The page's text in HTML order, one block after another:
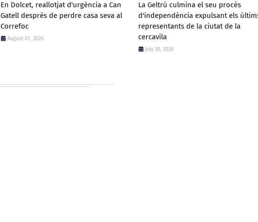
En Dolcet, reallotjat d'urgència a Can
Gatell després de perdre casa seva al
Correfoc
August 01, 2026
La Geltrú culmina el seu procés
d'independència expulsant els
representants de la ciutat de la
cercavila
July 30, 2026